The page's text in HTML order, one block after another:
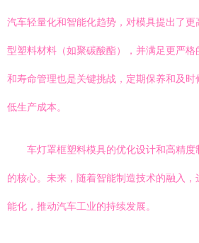
汽车轻量化和智能化趋势，对模具提出了
型塑料材料（如聚碳酸酯），并满足更严
和寿命管理也是关键挑战，定期保养和及
低生产成本。
车灯罩框塑料模具的优化设计和高精
的核心。未来，随着智能制造技术的融入
能化，推动汽车工业的持续发展。